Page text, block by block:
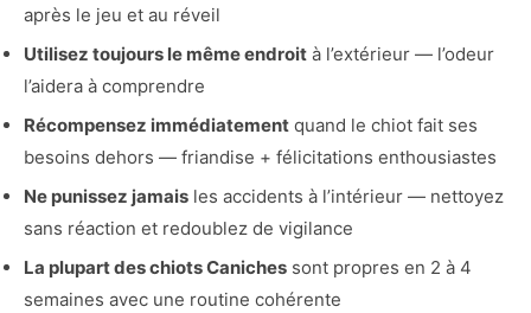
après le jeu et au réveil
Utilisez toujours le même endroit à l’extérieur — l’odeur
l’aidera à comprendre
Récompensez immédiatement quand le chiot fait ses
besoins dehors — friandise + félicitations enthousiastes
Ne punissez jamais les accidents à l’intérieur — nettoyez
sans réaction et redoublez de vigilance
La plupart des chiots Caniches sont propres en 2 à 4
semaines avec une routine cohérente